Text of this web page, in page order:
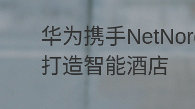
华为携手
打造智能酒店